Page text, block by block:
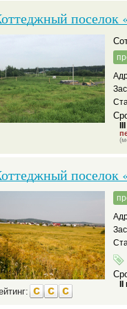
поселок
поселок